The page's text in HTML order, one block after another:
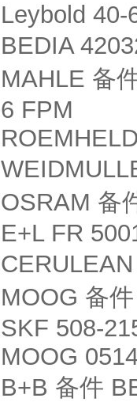
Leybold 40-
BEDIA
MAHLE 备
6 FPM
OSRAM 备
E+L FR
MOOG 备件
SKF 508-
MOOG
B+B 备件